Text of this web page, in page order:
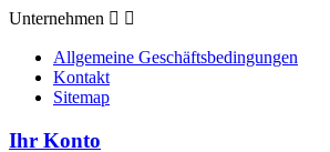
Unternehmen  
Allgemeine Geschäftsbedingungen
Kontakt
Sitemap
Ihr Konto